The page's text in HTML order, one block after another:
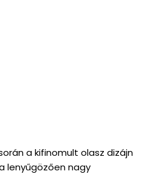
a kifinomult olasz dizájn
lenyűgözően nagy